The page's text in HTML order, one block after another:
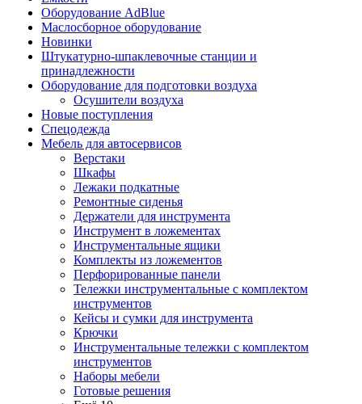
Оборудование AdBlue
Маслосборное оборудование
Новинки
Штукатурно-шпаклевочные станции и
принадлежности
Оборудование для подготовки воздуха
Осушители воздуха
Новые поступления
Спецодежда
Мебель для автосервисов
Верстаки
Шкафы
Лежаки подкатные
Ремонтные сиденья
Держатели для инструмента
Инструмент в ложементах
Инструментальные ящики
Комплекты из ложементов
Перфорированные панели
Тележки инструментальные с комплектом
инструментов
Кейсы и сумки для инструмента
Крючки
Инструментальные тележки с комплектом
инструментов
Наборы мебели
Готовые решения